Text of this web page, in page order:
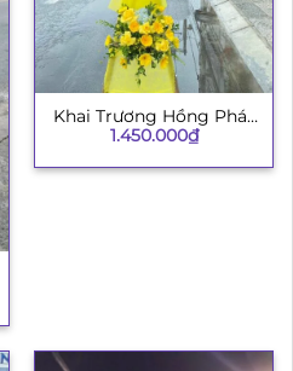
Khai Trương Hồng Phát
003
1.450.000₫